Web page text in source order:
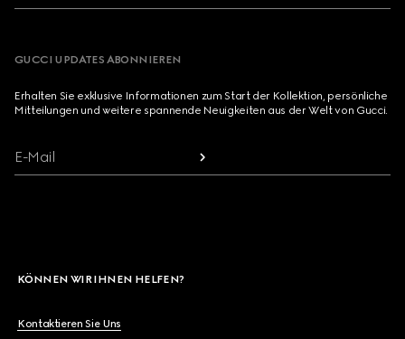
GUCCI UPDATES ABONNIEREN
Erhalten Sie exklusive Informationen zum Start der Kollektion, persönliche
Mitteilungen und weitere spannende Neuigkeiten aus der Welt von Gucci.
E-Mail
KÖNNEN WIR IHNEN HELFEN?
Kontaktieren Sie Uns